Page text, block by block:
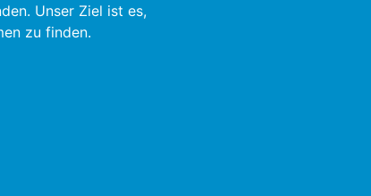
Unser Ziel ist es,
zu finden.